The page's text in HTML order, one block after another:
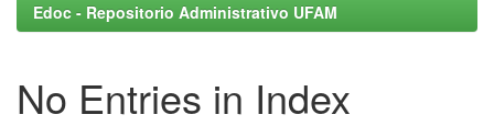
Edoc - Repositorio Administrativo UFAM
No Entries in Index